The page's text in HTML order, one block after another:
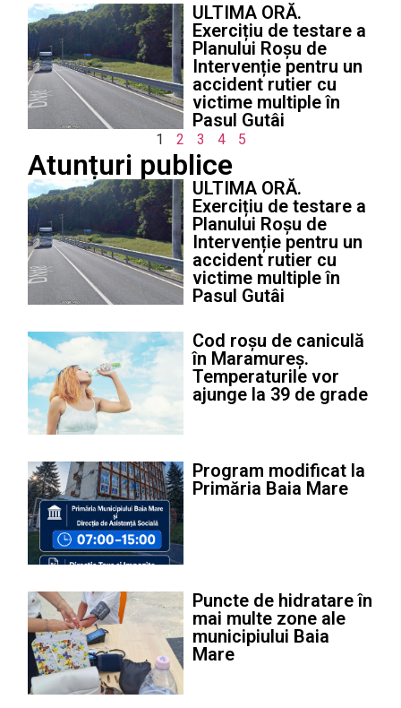
ULTIMA ORĂ.
Exercițiu de testare a
Planului Roșu de
Intervenție pentru un
accident rutier cu
victime multiple în
Pasul Gutâi
1 2 3 4 5
Atunțuri publice
ULTIMA ORĂ.
Exercițiu de testare a
Planului Roșu de
Intervenție pentru un
accident rutier cu
victime multiple în
Pasul Gutâi
Cod roșu de caniculă
în Maramureș.
Temperaturile vor
ajunge la 39 de grade
Program modificat la
Primăria Baia Mare
Puncte de hidratare în
mai multe zone ale
municipiului Baia
Mare